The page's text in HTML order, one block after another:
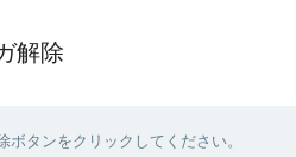
解除
タンをクリックしてください。